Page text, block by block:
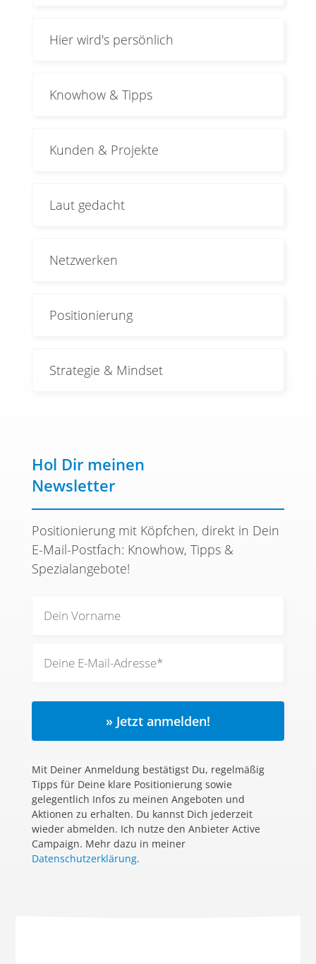
Hier wird's persönlich
Knowhow & Tipps
Kunden & Projekte
Laut gedacht
Netzwerken
Positionierung
Strategie & Mindset
Hol Dir meinen
Newsletter
Positionierung mit Köpfchen, direkt in Dein
E-Mail-Postfach: Knowhow, Tipps &
Spezialangebote!
» Jetzt anmelden!
Mit Deiner Anmeldung bestätigst Du, regelmäßig
Tipps für Deine klare Positionierung sowie
gelegentlich Infos zu meinen Angeboten und
Aktionen zu erhalten. Du kannst Dich jederzeit
wieder abmelden. Ich nutze den Anbieter Active
Campaign. Mehr dazu in meiner
Datenschutzerklärung.